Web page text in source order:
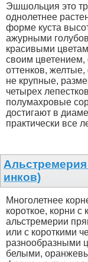
Эшшольция это
однолетнее
форме куста
ажурными
красивыми
своим цветением,
оттенков,
не крупные,
четырех
полумахровые
достигают в
практически все
инков)
Многолетнее
короткое, корни
альстремерии
или с короткими
разнообразными
белыми,